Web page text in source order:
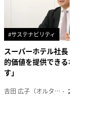
#サステナビリティ
スーパーホテル社長「地域
的価値を提供できるホテル
す」
吉田 広子（オルタナ輪番編集長） 2026年6